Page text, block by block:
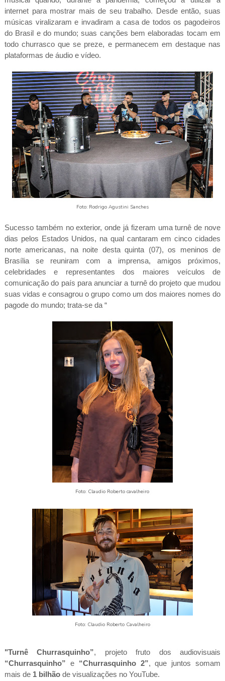
internet para mostrar mais de seu trabalho. Desde então, suas
músicas viralizaram e invadiram a casa de todos os pagodeiros
do Brasil e do mundo; suas canções bem elaboradas tocam em
todo churrasco que se preze, e permanecem em destaque nas
plataformas de áudio e vídeo.
Foto: Rodrigo Agustini Sanches
Sucesso também no exterior, onde já fizeram uma turnê de nove
dias pelos Estados Unidos, na qual cantaram em cinco cidades
norte americanas, na noite desta quinta (07), os meninos de
Brasília se reuniram com a imprensa, amigos próximos,
celebridades e representantes dos maiores veículos de
comunicação do país para anunciar a turnê do projeto que mudou
suas vidas e consagrou o grupo como um dos maiores nomes do
pagode do mundo; trata-se da “
Foto: Claudio Roberto cavalheiro
Foto: Claudio Roberto Cavalheiro
"Turnê Churrasquinho”, projeto fruto dos audiovisuais
“Churrasquinho” e “Churrasquinho 2”, que juntos somam
mais de 1 bilhãode visualizações no YouTube.